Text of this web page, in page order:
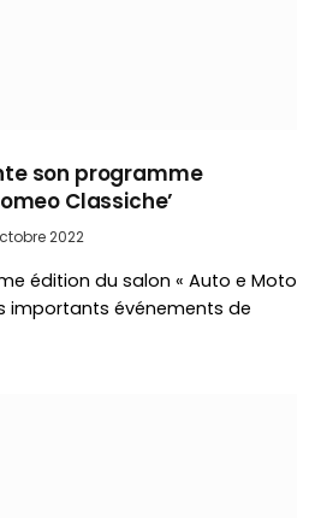
son programme
Classiche’
2022
édition du salon « Auto e Moto
importants événements de